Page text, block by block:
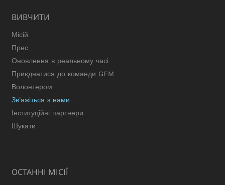
ВИВЧИТИ
Місій
Прес
Оновлення в реальному часі
Приєднатися до команди GEM
Волонтером
Зв'яжіться з нами
Інституційні партнери
Шукати
ОСТАННІ МІСІЇ